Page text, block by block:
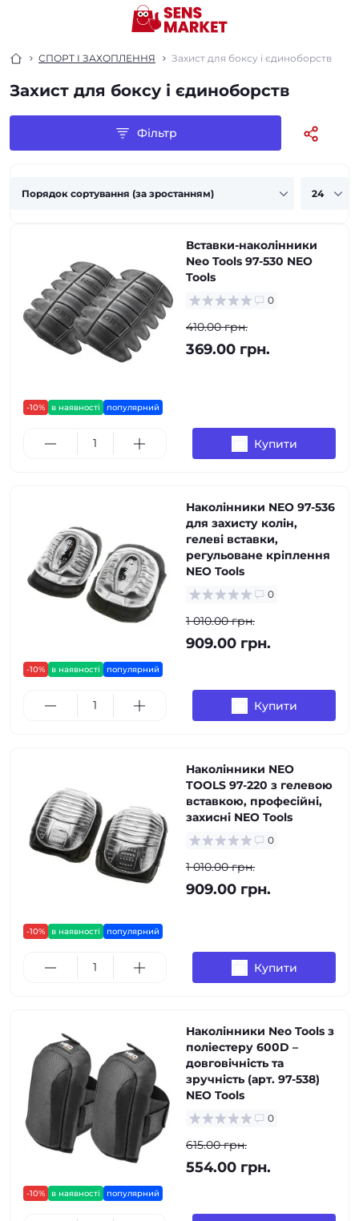
СПОРТ І ЗАХОПЛЕННЯ Захист для боксу і єдиноборств
Захист для боксу і єдиноборств
Фільтр
-10% в наявності популярний
Вставки-наколінники
Neo Tools 97-530 NEO
Tools
0
410.00 грн.
369.00 грн.
Купити
-10% в наявності популярний
Наколінники NEO 97-536
для захисту колін,
гелеві вставки,
регульоване кріплення
NEO Tools
0
1 010.00 грн.
909.00 грн.
Купити
-10% в наявності популярний
Наколінники NEO
TOOLS 97-220 з гелевою
вставкою, професійні,
захисні NEO Tools
0
1 010.00 грн.
909.00 грн.
Купити
-10% в наявності популярний
Наколінники Neo Tools з
поліестеру 600D –
довговічність та
зручність (арт. 97-538)
NEO Tools
0
615.00 грн.
554.00 грн.